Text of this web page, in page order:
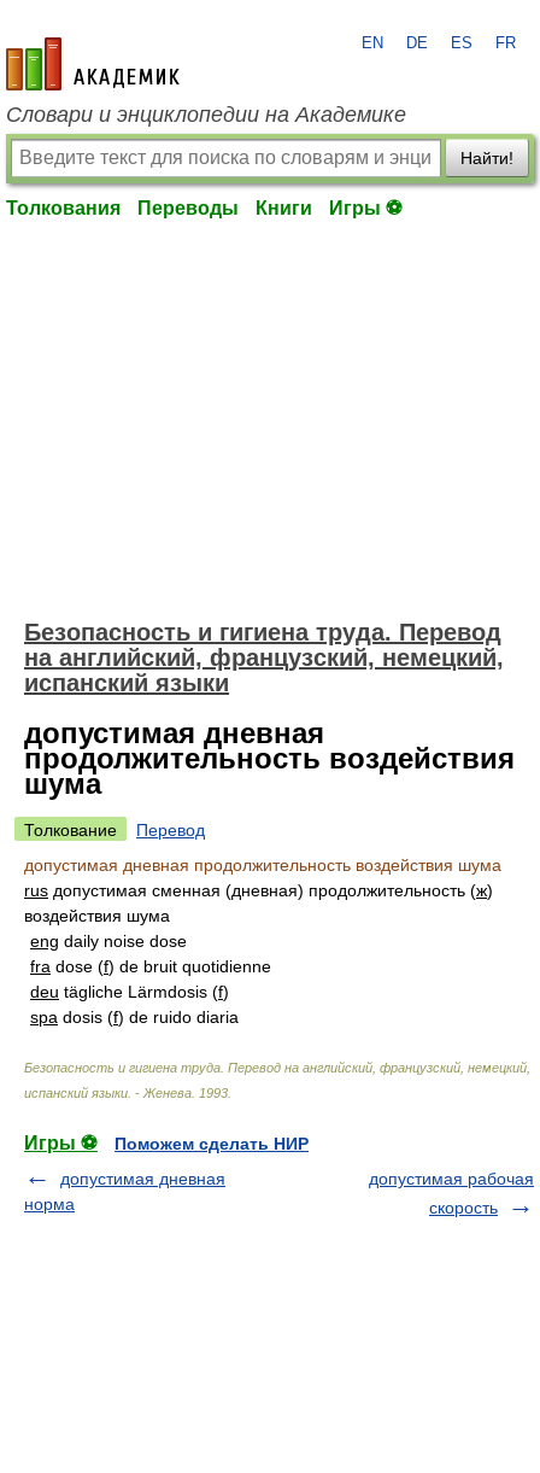
academic.ru
EN DE ES FR
Словари и энциклопедии на Академике
Найти!
Толкования Переводы Книги Игры ⚽
Безопасность и гигиена труда. Перевод
на английский, французский, немецкий,
испанский языки
допустимая дневная
продолжительность воздействия
шума
Толкование
Перевод
допустимая дневная продолжительность воздействия шума
rus допустимая сменная (дневная) продолжительность (ж)
воздействия шума
eng daily noise dose
fra dose (f) de bruit quotidienne
deu tägliche Lärmdosis (f)
spa dosis (f) de ruido diaria
Безопасность и гигиена труда. Перевод на английский, французский, немецкий,
испанский языки. - Женева 1993
Игры ⚽
Поможем сделать НИР
допустимая дневная
норма
допустимая рабочая
скорость